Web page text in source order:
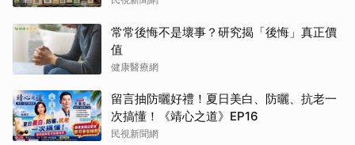
常常後悔不是壞事？研究揭「後悔」真正價
值
健康醫療網
留言抽防曬好禮！夏日美白、防曬、抗老一
次搞懂！《靖心之道》EP16
民視新聞網